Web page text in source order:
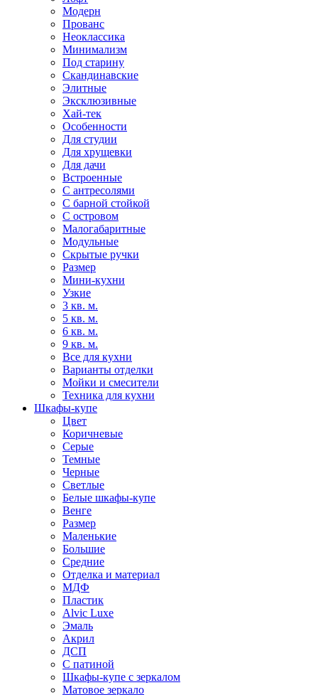
Модерн
Прованс
Неоклассика
Минимализм
Под старину
Скандинавские
Элитные
Эксклюзивные
Хай-тек
Особенности
Для студии
Для хрущевки
Для дачи
Встроенные
С антресолями
С барной стойкой
С островом
Малогабаритные
Модульные
Скрытые ручки
Размер
Мини-кухни
Узкие
3 кв. м.
5 кв. м.
6 кв. м.
9 кв. м.
Все для кухни
Варианты отделки
Мойки и смесители
Техника для кухни
Шкафы-купе
Цвет
Коричневые
Серые
Темные
Черные
Светлые
Белые шкафы-купе
Венге
Размер
Маленькие
Большие
Средние
Отделка и материал
МДФ
Пластик
Alvic Luxe
Эмаль
Акрил
ДСП
С патиной
Шкафы-купе с зеркалом
Матовое зеркало